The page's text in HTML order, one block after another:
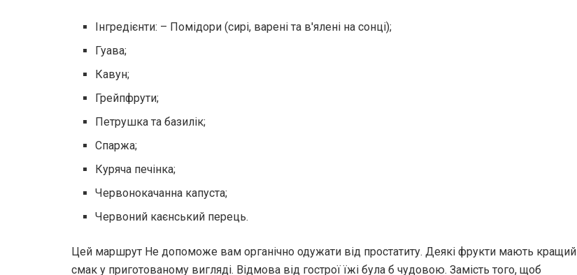
Інгредієнти: – Помідори (сирі, варені та в'ялені на сонці);
Гуава;
Кавун;
Грейпфрути;
Петрушка та базилік;
Спаржа;
Куряча печінка;
Червонокачанна капуста;
Червоний каєнський перець.
Цей маршрут Не допоможе вам органічно одужати від простатиту. Деякі фрукти мають кращий
смак у приготованому вигляді. Відмова від гострої їжі була б чудовою. Замість того, щоб